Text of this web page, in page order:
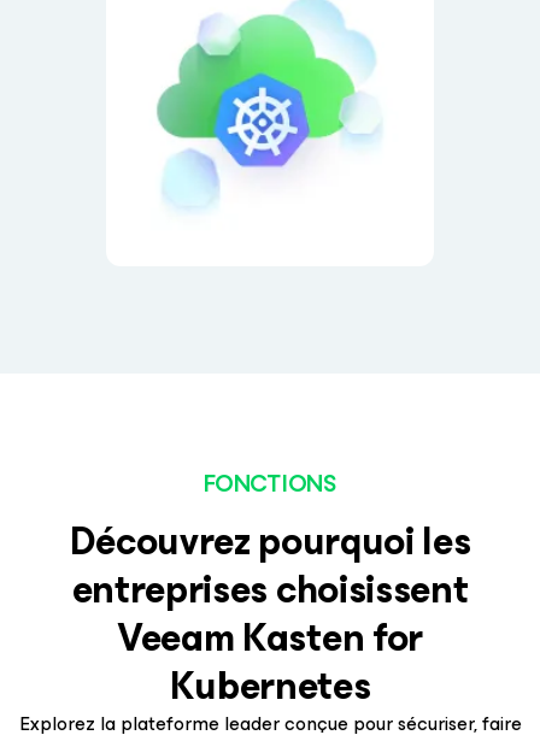
FONCTIONS
Découvrez pourquoi les
entreprises choisissent
VeeamKastenfor
Kubernetes
Explorez la plateforme leader conçue pour sécuriser, faire